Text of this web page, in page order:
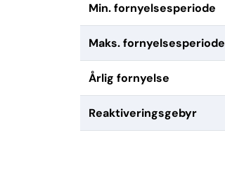
Min. fornyelsesperiode
Maks. fornyelsesperiode
Årlig fornyelse
Reaktiveringsgebyr